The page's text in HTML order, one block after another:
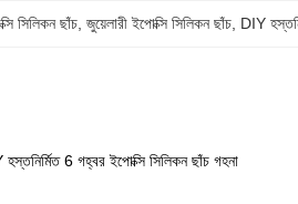
সিলিকন ছাঁচ , জুয়েলারী ইপোক্সি সিলিকন ছাঁচ DIY
6 গহ্বর ইপোক্সি সিলিকন ছাঁচ গহনা